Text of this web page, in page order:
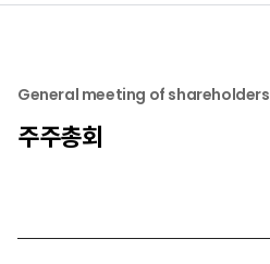
General meeting of shareholders
주주총회